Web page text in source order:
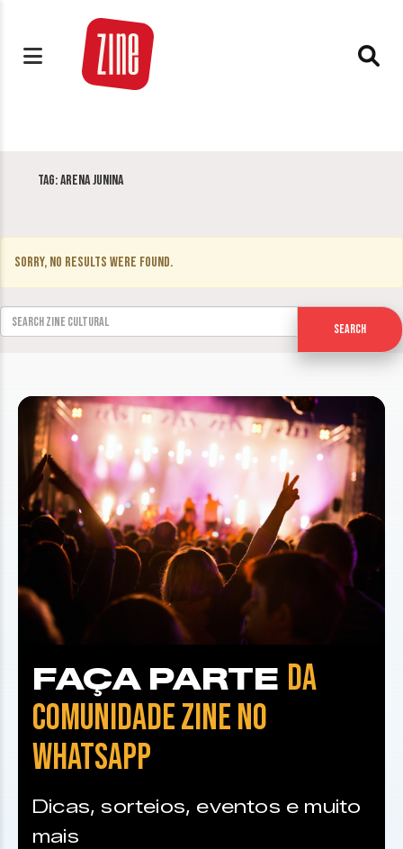
Tag:Arena Junina
Sorry, no results were found.
Search for:
Search
FAÇA PARTE DA
COMUNIDADE ZINE NO
WHATSAPP
Dicas, sorteios, eventos e muito
mais